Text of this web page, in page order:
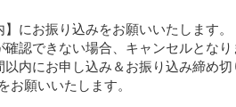
にお振り込みをお願いいたします。
認できない場合、キャンセルとな
内にお申し込み＆お振り込み締め
お願いいたします。